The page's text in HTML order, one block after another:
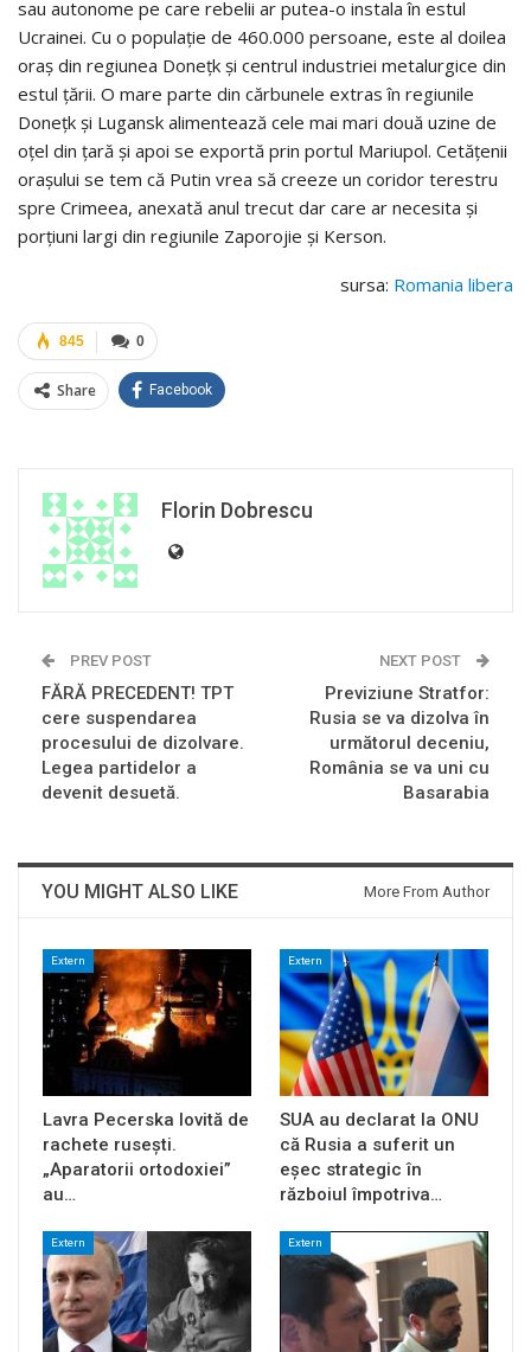
sau autonome pe care rebelii ar putea-o instala în estul
Ucrainei. Cu o populaţie de 460.000 persoane, este al doilea
oraş din regiunea Doneţk şi centrul industriei metalurgice din
estul ţării. O mare parte din cărbunele extras în regiunile
Doneţk şi Lugansk alimentează cele mai mari două uzine de
oţel din ţară şi apoi se exportă prin portul Mariupol. Cetăţenii
oraşului se tem că Putin vrea să creeze un coridor terestru
spre Crimeea, anexată anul trecut dar care ar necesita şi
porţiuni largi din regiunile Zaporojie şi Kerson.
sursa: Romania libera
0
845
Share Facebook
Florin Dobrescu
PREV POST
FĂRĂ PRECEDENT! TPT
cere suspendarea
procesului de dizolvare.
Legea partidelor a
devenit desuetă.
NEXT POST
Previziune Stratfor:
Rusia se va dizolva în
următorul deceniu,
România se va uni cu
Basarabia
YOU MIGHT ALSO LIKE More From Author
Extern
Lavra Pecerska lovită de
rachete rusești.
„Aparatorii ortodoxiei”
au…
Extern
SUA au declarat la ONU
că Rusia a suferit un
eșec strategic în
războiul împotriva…
Extern Extern